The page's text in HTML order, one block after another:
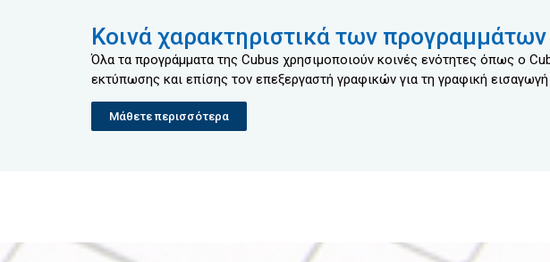
Κοινά χαρακτηριστικά των
Όλα τα προγράμματα της Cubus χρησιμοποιούν κοινές ενότητες όπως ο
εκτύπωσης και επίσης τον επεξεργαστή γραφικών για τη γραφική εισαγωγή
Μάθετε περισσότερα